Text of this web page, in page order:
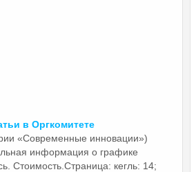
в Оргкомитете
«Современные инновации»)
информация о графике
Стоимость.Страница: кегль: 14;